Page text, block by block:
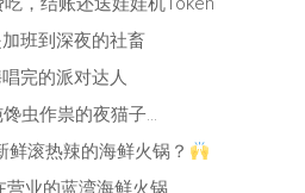
班到深夜的社畜
完的派对达人
虫作祟的夜猫子…
鲜滚热辣的海鲜火锅？
营业的蓝湾海鲜火锅